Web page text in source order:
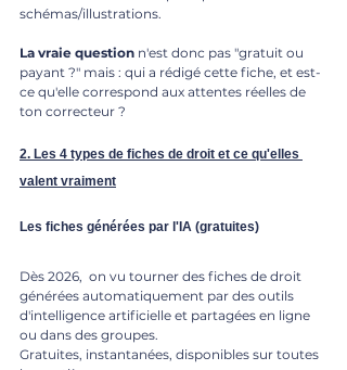
schémas/illustrations.
La vraie question n'est donc pas "gratuit ou
payant ?" mais : qui a rédigé cette fiche, et est-
ce qu'elle correspond aux attentes réelles de
ton correcteur ?
2. Les 4 types de fiches de droit et ce qu'elles
valent vraiment
Les fiches générées par l'IA (gratuites)
Dès 2026,  on vu tourner des fiches de droit
générées automatiquement par des outils
d'intelligence artificielle et partagées en ligne
ou dans des groupes.
Gratuites, instantanées, disponibles sur toutes